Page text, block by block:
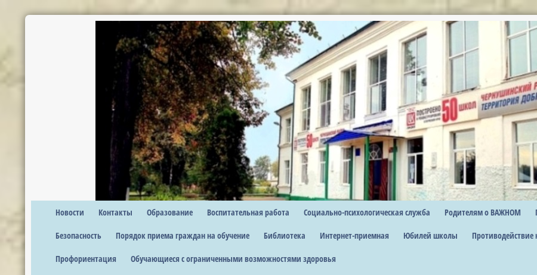
Новости Контакты Образование Воспитательная работа Социально-психологическая служба Родителям о ВАЖНОМ
Безопасность Порядок приема граждан на обучение Библиотека Интернет-приемная Юбилей школы Противодействие
Профориентация Обучающиеся с ограниченными возможностями здоровья